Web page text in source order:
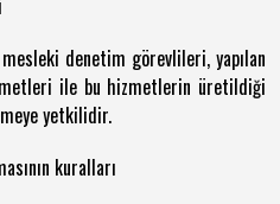
denetim görevlileri, yapılan
ile bu hizmetlerin üretildiği
yetkilidir.
kuralları